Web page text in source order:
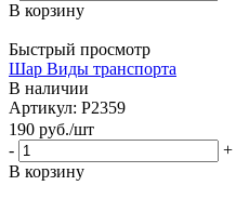
В корзину
Быстрый просмотр
Шар Виды транспорта
В наличии
Артикул: Р2359
190 руб./шт
-
+
В корзину